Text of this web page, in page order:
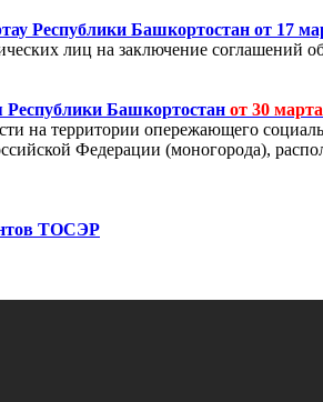
Республики Башкортостан от 17
лиц на заключение соглашений
Республики Башкортостан от 30
на территории опережающего
Федерации (моногорода),
ТОСЭР